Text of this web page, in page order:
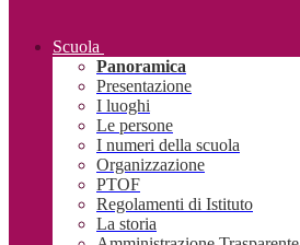
Scuola
Panoramica
Presentazione
I luoghi
Le persone
I numeri della scuola
Organizzazione
PTOF
Regolamenti di Istituto
La storia